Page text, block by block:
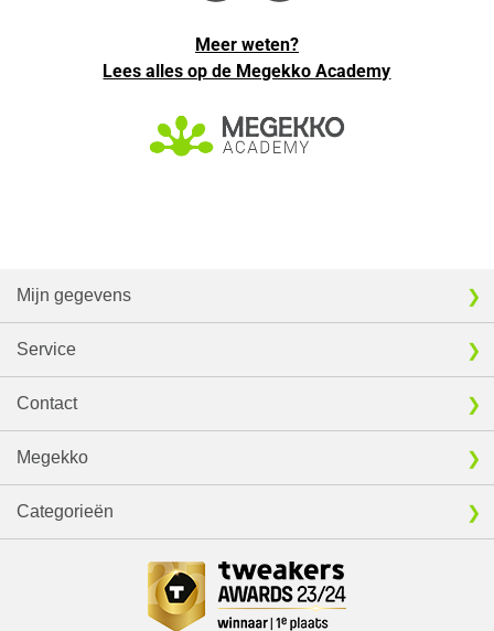
Meer weten?
Lees alles op de Megekko Academy
Mijn gegevens
Service
Contact
Megekko
Categorieën